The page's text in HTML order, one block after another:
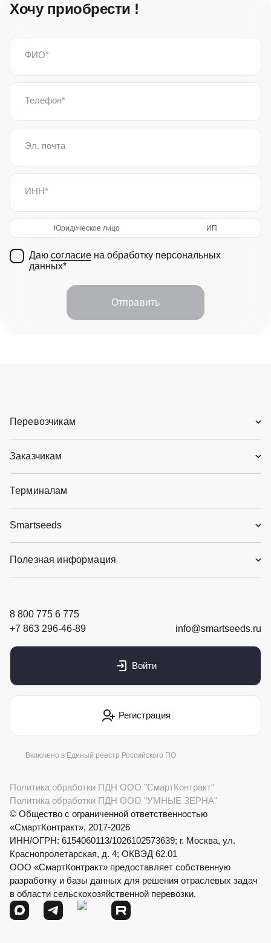
Хочу приобрести !
ФИО
Телефон
Эл. почта
ИНН
Юридическое лицо ИП
Даю согласие на обработку персональных
данных
Отправить
Перевозчикам
Заказчикам
Терминалам
Smartseeds
Полезная информация
Включено в Единый реестр Российского ПО
8 800 775 6 775
+7 863 296-46-89
info@smartseeds.ru
Регистрация
Войти
© Общество с ограниченной ответственностью
«СмартКонтракт», 2017-2026
ИНН/ОГРН: 6154060113/1026102573639; г. Москва, ул.
Краснопролетарская, д. 4; ОКВЭД 62.01
ООО «СмартКонтракт» предоставляет собственную
разработку и базы данных для решения отраслевых задач
в области сельскохозяйственной перевозки.
Политика обработки ПДН ООО "СмартКонтракт"
Политика обработки ПДН ООО "УМНЫЕ ЗЕРНА"